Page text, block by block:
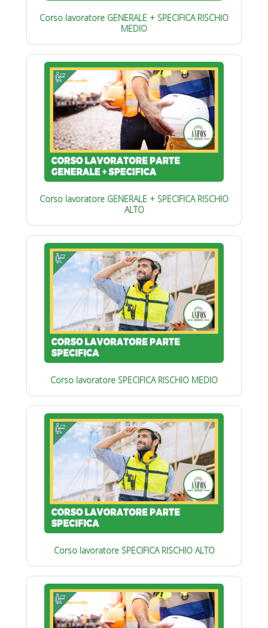
Corso lavoratore GENERALE + SPECIFICA RISCHIO
MEDIO
Corso lavoratore GENERALE + SPECIFICA RISCHIO
ALTO
Corso lavoratore SPECIFICA RISCHIO MEDIO
Corso lavoratore SPECIFICA RISCHIO ALTO